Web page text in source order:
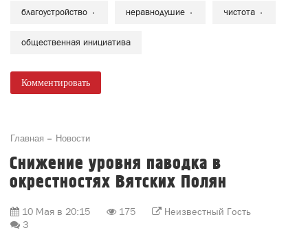
благоустройство неравнодушие чистота
общественная инициатива
Комментировать
Главная Новости
Снижение уровня паводка в
окрестностях Вятских Полян
10 Мая в 20:15 175
Неизвестный Гость
3